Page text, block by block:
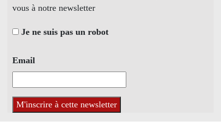
vous à notre newsletter
Je ne suis pas un robot
Email